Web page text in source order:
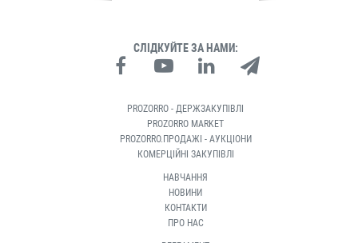
СЛІДКУЙТЕ ЗА НАМИ:
PROZORRO - ДЕРЖЗАКУПІВЛІ
PROZORRO MARKET
PROZORRO.ПРОДАЖІ - АУКЦІОНИ
КОМЕРЦІЙНІ ЗАКУПІВЛІ
НАВЧАННЯ
НОВИНИ
КОНТАКТИ
ПРО НАС